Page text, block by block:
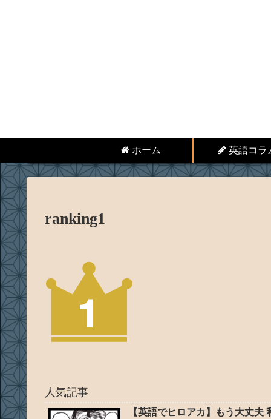
ホーム 英語コラ
ranking1
人気記事
【英語でヒロアカ】もう大丈